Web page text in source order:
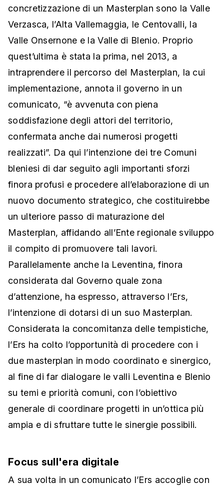
concretizzazione di un Masterplan sono la Valle
Verzasca, l’Alta Vallemaggia, le Centovalli, la
Valle Onsernone e la Valle di Blenio. Proprio
quest’ultima è stata la prima, nel 2013, a
intraprendere il percorso del Masterplan, la cui
implementazione, annota il governo in un
comunicato, “è avvenuta con piena
soddisfazione degli attori del territorio,
confermata anche dai numerosi progetti
realizzati”. Da qui l’intenzione dei tre Comuni
bleniesi di dar seguito agli importanti sforzi
finora profusi e procedere all’elaborazione di un
nuovo documento strategico, che costituirebbe
un ulteriore passo di maturazione del
Masterplan, affidando all’Ente regionale sviluppo
il compito di promuovere tali lavori.
Parallelamente anche la Leventina, finora
considerata dal Governo quale zona
d’attenzione, ha espresso, attraverso l’Ers,
l’intenzione di dotarsi di un suo Masterplan.
Considerata la concomitanza delle tempistiche,
l’Ers ha colto l’opportunità di procedere con i
due masterplan in modo coordinato e sinergico,
al fine di far dialogare le valli Leventina e Blenio
su temi e priorità comuni, con l’obiettivo
generale di coordinare progetti in un’ottica più
ampia e di sfruttare tutte le sinergie possibili.
Focus sull'era digitale
A sua volta in un comunicato l’Ers accoglie con